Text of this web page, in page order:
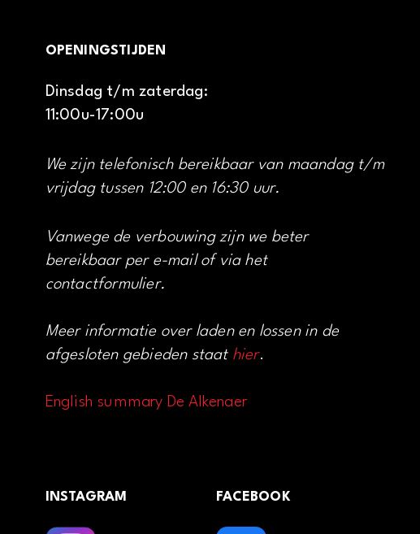
OPENINGSTIJDEN
Dinsdag t/m zaterdag:
11:00u-17:00u
We zijn telefonisch bereikbaar van maandag t/m
vrijdag tussen 12:00 en 16:30 uur.
Vanwege de verbouwing zijn we beter
bereikbaar per e-mail of via het
contactformulier.
Meer informatie over laden en lossen in de
afgesloten gebieden staat hier.
English summary De Alkenaer
INSTAGRAM FACEBOOK